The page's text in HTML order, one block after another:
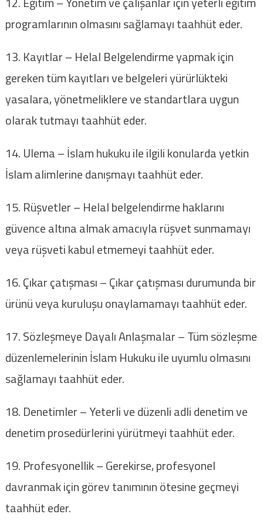
programlarının olmasını sağlamayı taahhüt eder.
13. Kayıtlar – Helal Belgelendirme yapmak için
gereken tüm kayıtları ve belgeleri yürürlükteki
yasalara, yönetmeliklere ve standartlara uygun
olarak tutmayı taahhüt eder.
14. Ulema – İslam hukuku ile ilgili konularda yetkin
İslam alimlerine danışmayı taahhüt eder.
15. Rüşvetler – Helal belgelendirme haklarını
güvence altına almak amacıyla rüşvet sunmamayı
veya rüşveti kabul etmemeyi taahhüt eder.
16. Çıkar çatışması – Çıkar çatışması durumunda bir
ürünü veya kuruluşu onaylamamayı taahhüt eder.
17. Sözleşmeye Dayalı Anlaşmalar – Tüm sözleşme
düzenlemelerinin İslam Hukuku ile uyumlu olmasını
sağlamayı taahhüt eder.
18. Denetimler – Yeterli ve düzenli adli denetim ve
denetim prosedürlerini yürütmeyi taahhüt eder.
19. Profesyonellik – Gerekirse, profesyonel
davranmak için görev tanımının ötesine geçmeyi
taahhüt eder.